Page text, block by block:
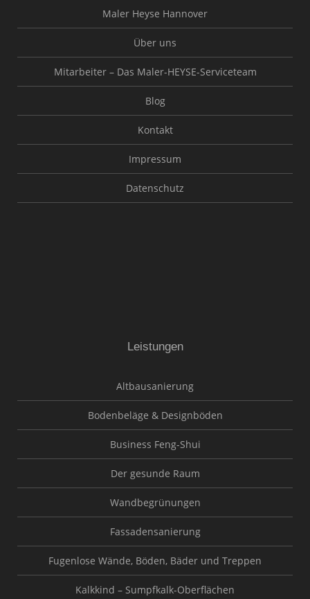
Maler Heyse Hannover
Über uns
Mitarbeiter – Das Maler-HEYSE-Serviceteam
Blog
Kontakt
Impressum
Datenschutz
Leistungen
Altbausanierung
Bodenbeläge & Designböden
Business Feng-Shui
Der gesunde Raum
Wandbegrünungen
Fassadensanierung
Fugenlose Wände, Böden, Bäder und Treppen
Kalkkind – Sumpfkalk-Oberflächen